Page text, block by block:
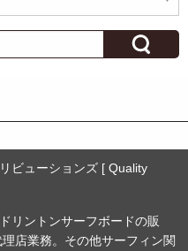
ビューションズ [ Quality
リントンサーフボードの販
店業務。その他サーフィン関